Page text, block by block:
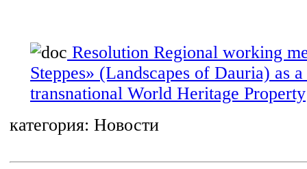
Resolution Regional working
Steppes» (Landscapes of Dauria) as
transnational World Heritage Property
категория: Новости